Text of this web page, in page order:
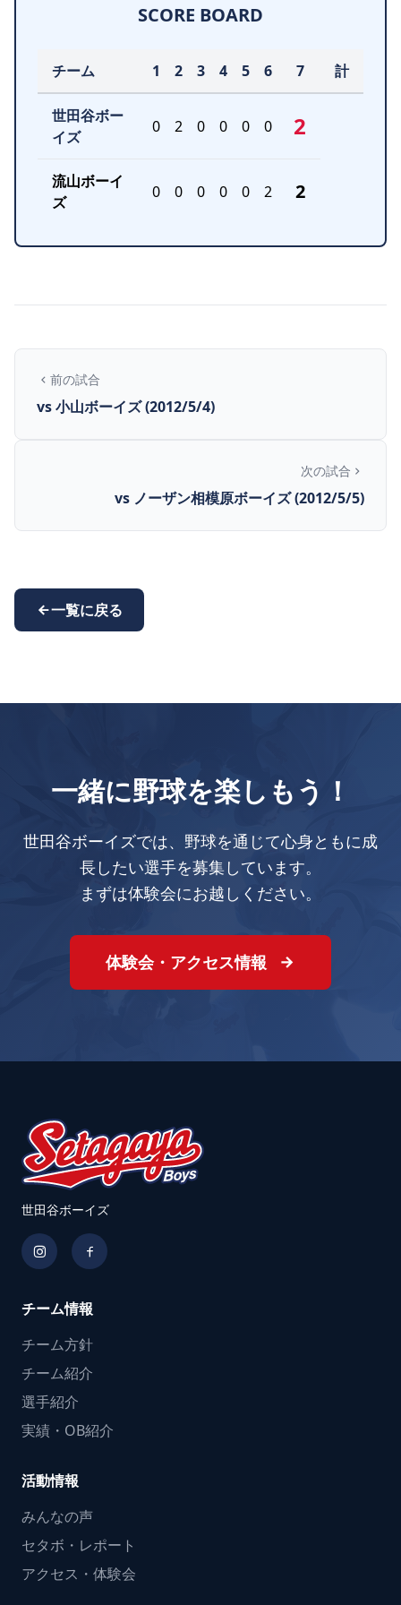
SCORE BOARD
チーム 1 2 3 4 5 6 7 計
世田谷ボー
イズ
0 2 0 0 0 0 2
流山ボーイ
ズ
0 0 0 0 0 2 2
前の試合
vs 小山ボーイズ (2012/5/4)
次の試合
vs ノーザン相模原ボーイズ (2012/5/5)
一覧に戻る
一緒に野球を楽しもう！
世田谷ボーイズでは、野球を通じて心身ともに成
長したい選手を募集しています。
まずは体験会にお越しください。
体験会・アクセス情報
世田谷ボーイズ
チーム情報
チーム方針
チーム紹介
選手紹介
実績・OB紹介
活動情報
みんなの声
セタボ・レポート
アクセス・体験会